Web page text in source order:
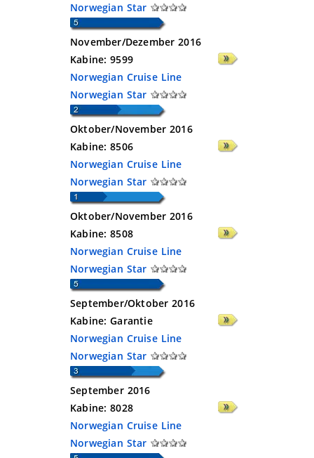
Norwegian Star
November/Dezember 2016
Kabine:9599
Norwegian Cruise Line
Norwegian Star
Oktober/November 2016
Kabine:8506
Norwegian Cruise Line
Norwegian Star
Oktober/November 2016
Kabine:8508
Norwegian Cruise Line
Norwegian Star
September/Oktober 2016
Kabine:Garantie
Norwegian Cruise Line
Norwegian Star
September 2016
Kabine:8028
Norwegian Cruise Line
Norwegian Star